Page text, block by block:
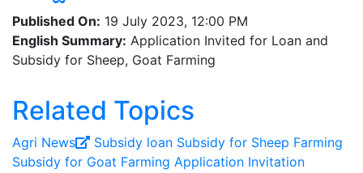
Published On: 19 July 2023, 12:00 PM
English Summary: Application Invited for Loan and
Subsidy for Sheep, Goat Farming
Related Topics
Agri News Subsidy loan Subsidy for Sheep Farming
Subsidy for Goat Farming Application Invitation